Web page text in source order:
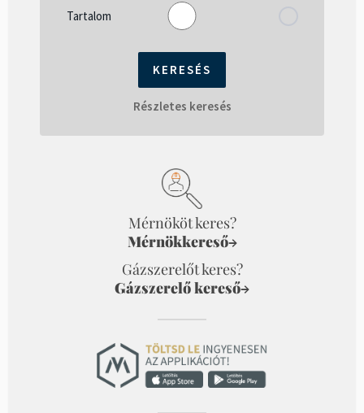
Tartalom
Részletes keresés
Mérnököt keres?
Mérnökkereső→
Gázszerelőt keres?
Gázszerelő kereső→